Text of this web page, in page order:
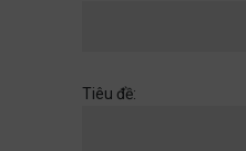
Tiêu đề: